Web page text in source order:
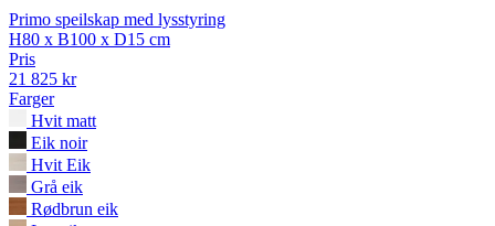
Primo speilskap med lysstyring
H80 x B100 x D15 cm
Pris
21 825 kr
Farger
Hvit matt
Eik noir
Hvit Eik
Grå eik
Rødbrun eik